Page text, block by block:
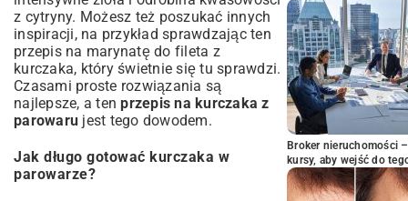
z cytryny. Możesz też poszukać innych
inspiracji, na przykład sprawdzając ten
przepis na marynatę do fileta z
kurczaka, który świetnie się tu sprawdzi.
Czasami proste rozwiązania są
najlepsze, a tenprzepis na kurczaka z
parowaru jest tego dowodem.
Jak długo gotować kurczaka w
parowarze?
Broker nieruchomości
kursy, aby wejść do